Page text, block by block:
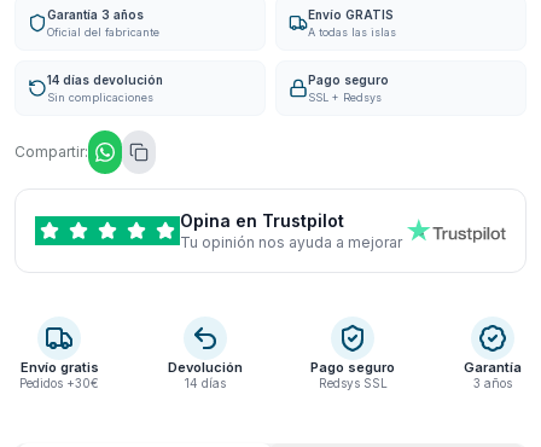
Garantía 3 años
Oficial del fabricante
Envío GRATIS
A todas las islas
14 días devolución
Sin complicaciones
Pago seguro
SSL + Redsys
Compartir:
Opina en Trustpilot
Tu opinión nos ayuda a mejorar
Envío gratis
Pedidos +30€
Devolución
14 días
Pago seguro
Redsys SSL
Garantía
3 años